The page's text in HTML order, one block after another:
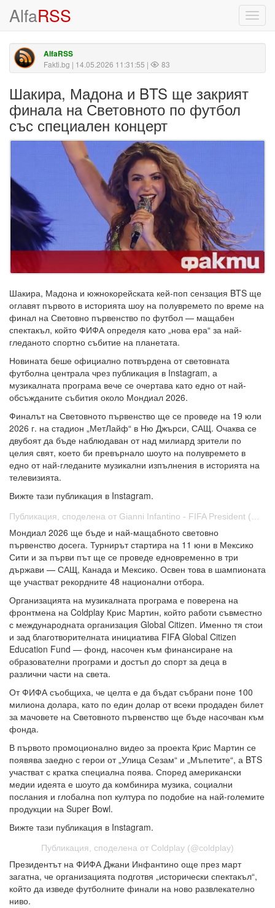
AlfaRSS
AlfaRSS
Fakti.bg | 14.05.2026 11:31:55 | 83
Шакира, Мадона и BTS ще закрият
финала на Световното по футбол
със специален концерт
Шакира, Мадона и южнокорейската кей-поп сензация BTS ще
оглавят първото в историята шоу на полувремето по време на
финал на Световно първенство по футбол — мащабен
спектакъл, който ФИФА определя като „нова ера“ за най-
гледаното спортно събитие на планетата.
Новината беше официално потвърдена от световната
футболна централа чрез публикация в Instagram, а
музикалната програма вече се очертава като едно от най-
обсъжданите събития около Мондиал 2026.
Финалът на Световното първенство ще се проведе на 19 юли
2026 г. на стадион „МетЛайф“ в Ню Джърси, САЩ. Очаква се
двубоят да бъде наблюдаван от над милиард зрители по
целия свят, което би превърнало шоуто на полувремето в
едно от най-гледаните музикални изпълнения в историята на
телевизията.
Вижте тази публикация в Instagram.
Мондиал 2026 ще бъде и най-мащабното световно
първенство досега. Турнирът стартира на 11 юни в Мексико
Сити и за първи път ще се проведе едновременно в три
държави — САЩ, Канада и Мексико. Освен това в шампионата
ще участват рекордните 48 национални отбора.
Организацията на музикалната програма е поверена на
фронтмена на Coldplay Крис Мартин, който работи съвместно
с международната организация Global Citizen. Именно тя стои
и зад благотворителната инициатива FIFA Global Citizen
Education Fund — фонд, насочен към финансиране на
образователни програми и достъп до спорт за деца в
различни части на света.
От ФИФА съобщиха, че целта е да бъдат събрани поне 100
милиона долара, като по един долар от всеки продаден билет
за мачовете на Световното първенство ще бъде насочван към
фонда.
В първото промоционално видео за проекта Крис Мартин се
появява заедно с герои от „Улица Сезам“ и „Мъпетите“, а BTS
участват с кратка специална поява. Според американски
медии идеята е шоуто да комбинира музика, социални
послания и глобална поп култура по подобие на най-големите
продукции на Super Bowl.
Вижте тази публикация в Instagram.
Публикация, споделена от Coldplay (@coldplay)
Президентът на ФИФА Джани Инфантино още през март
загатна, че организацията подготвя „исторически спектакъл“,
който да изведе футболните финали на ново развлекателно
ниво.